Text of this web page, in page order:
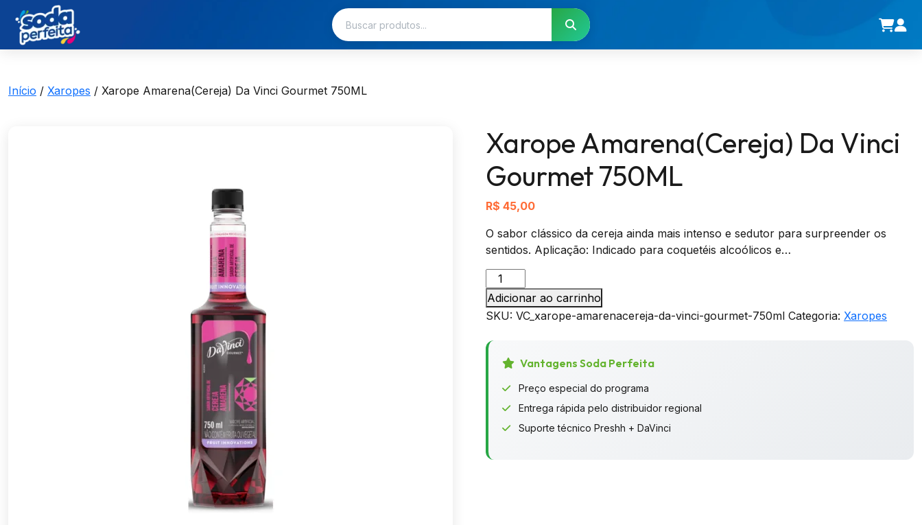
Início / Xaropes / Xarope Amarena(Cereja) Da Vinci Gourmet 750ML
Xarope Amarena(Cereja) Da Vinci
Gourmet 750ML
R$ 45,00
O sabor clássico da cereja ainda mais intenso e sedutor para surpreender os
sentidos. Aplicação: Indicado para coquetéis alcoólicos e…
Xarope
Amarena(Cereja)
Da
Gourmet
750ML
Adicionar ao carrinho
SKU: VC_xarope-amarenacereja-da-vinci-gourmet-750ml Categoria: Xaropes
Vantagens Soda Perfeita
Preço especial do programa
Entrega rápida pelo distribuidor regional
Suporte técnico Preshh + DaVinci